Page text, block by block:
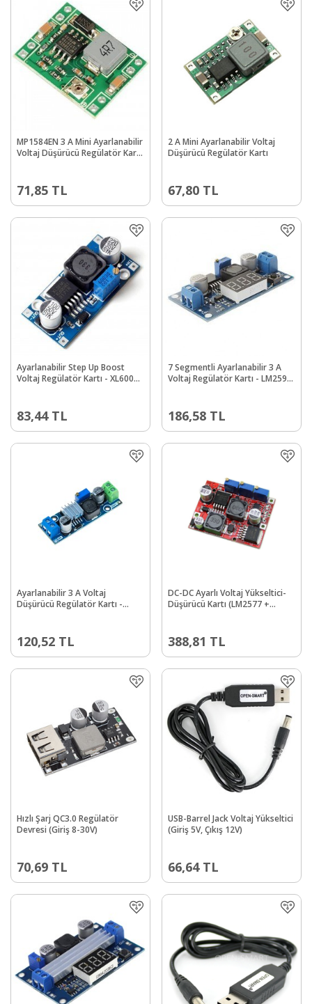
MP1584EN 3 A Mini Ayarlanabilir
Voltaj Düşürücü Regülatör Kartı
71,85 TL
2 A Mini Ayarlanabilir Voltaj
Düşürücü Regülatör Kartı
67,80 TL
Ayarlanabilir Step Up Boost
Voltaj Regülatör Kartı - XL6009 -
83,44TL
7 Segmentli Ayarlanabilir 3 A
Voltaj Regülatör Kartı - LM2596-
186,58 TL
Ayarlanabilir 3 A Voltaj
Düşürücü Regülatör Kartı -
120,52 TL
DC-DC Ayarlı Voltaj Yükseltici-
Düşürücü Kartı (LM2577 +
388,81 TL
Hızlı Şarj QC3.0 Regülatör
Devresi (Giriş 8-30V)
70,69 TL
USB-Barrel Jack Voltaj Yükseltici
(Giriş 5V, Çıkış 12V)
66,64TL